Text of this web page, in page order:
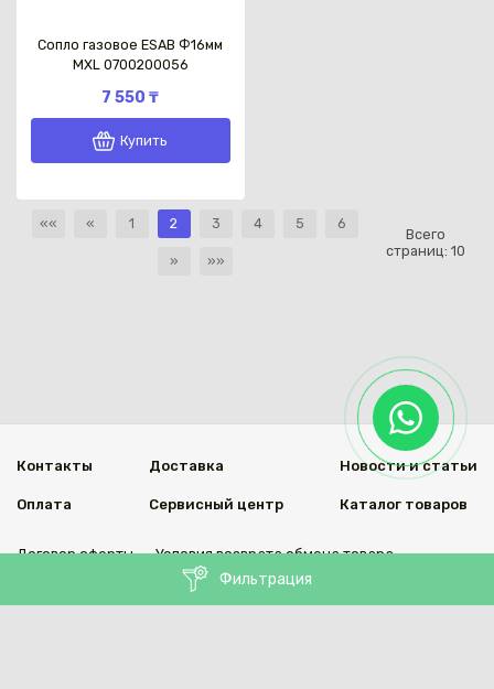
Фильтрация
Сопло газовое ESAB Ф16мм
MXL 0700200056
7 550 ₸
Купить
Всего
страниц: 10
«« « 1 2 3 4 5 6
» »»
Контакты
Оплата
Доставка
Сервисный центр
Новости и статьи
Каталог товаров
Договор оферты Условия возврата обмена товара